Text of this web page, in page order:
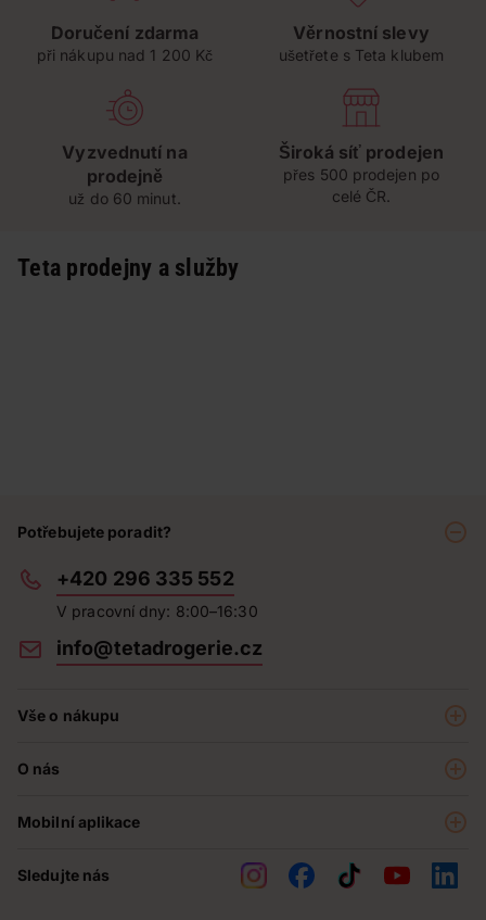
Doručení zdarma
při nákupu nad 1 200 Kč
Věrnostní slevy
ušetřete s Teta klubem
Vyzvednutí na
prodejně
už do 60 minut.
Široká síť prodejen
přes 500 prodejen po
celé ČR.
Teta prodejny a služby
Potřebujete poradit?
+420 296 335 552
V pracovní dny: 8:00–16:30
info@tetadrogerie.cz
Vše o nákupu
Prodejny
Obchodní podmínky
O nás
Teta pomáhá
Mobilní aplikace
Sledujte nás